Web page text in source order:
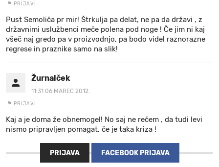
PRIJAVI
Pust Semoliča pr mir! Štrkulja pa delat, ne pa da državi , z
državnimi uslužbenci meče polena pod noge ! Če jim ni kaj
všeč naj gredo pa v proizvodnjo, pa bodo videl raznorazne
regrese in praznike samo na slik!
Žurnalček
11:31 06.MAREC 2012.
PRIJAVI
Kaj a je doma že obnemogel! No saj ne rečem , da tudi levi
nismo pripravljen pomagat, če je taka kriza !
PRIJAVA FACEBOOK PRIJAVA